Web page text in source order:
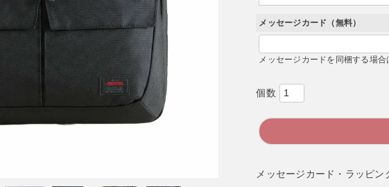
須
メッセージカード（無料）
メッセージカードを同梱する場
メッセージカード・ラッピ